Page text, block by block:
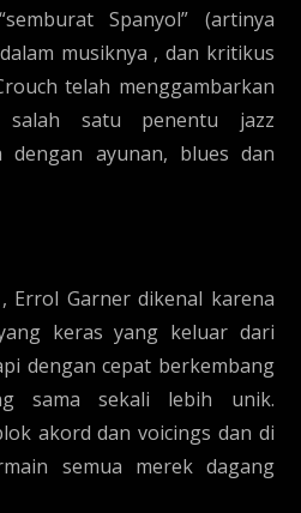
Spanyol” (artinya
musiknya , dan kritikus
telah menggambarkan
satu penentu jazz
dengan ayunan, blues dan
Errol Garner dikenal karena
keras yang keluar dari
dengan cepat berkembang
sama sekali lebih unik.
akord dan voicings dan di
semua merek dagang